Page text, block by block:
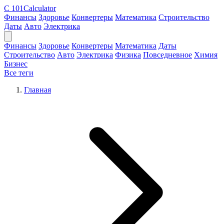
C 101Calculator
Финансы Здоровье Конвертеры Математика Строительство
Даты Авто Электрика
Финансы Здоровье Конвертеры Математика Даты
Строительство Авто Электрика Физика Повседневное Химия
Бизнес
Все теги
Главная